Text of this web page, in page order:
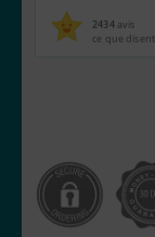
2434avis
ce que